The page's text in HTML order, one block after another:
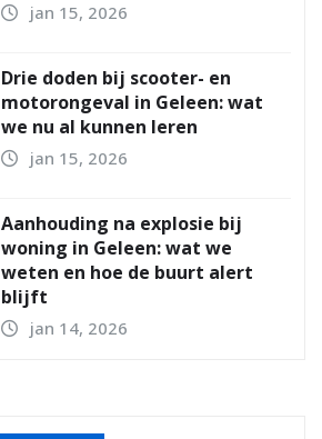
jan 15, 2026
Drie doden bij scooter- en
motorongeval in Geleen: wat
we nu al kunnen leren
jan 15, 2026
Aanhouding na explosie bij
woning in Geleen: wat we
weten en hoe de buurt alert
blijft
jan 14, 2026